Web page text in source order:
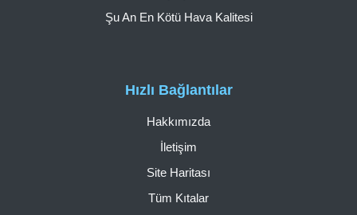
Hızlı Bağlantılar
Hakkımızda
İletişim
Site Haritası
Tüm Kıtalar
Şu An En Kötü Hava Kalitesi